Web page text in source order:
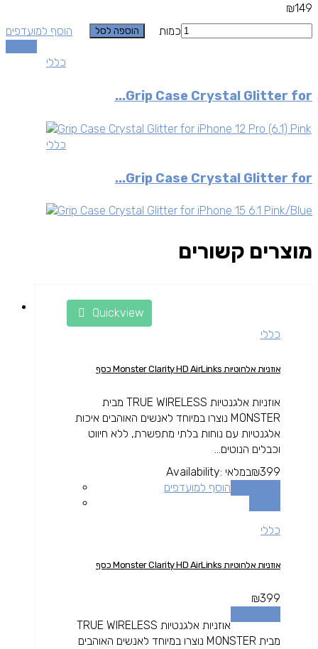
₪149
כמות
הוספה לסל
הוסף למועדפים
כללי
Grip Case Crystal Glitter for...
כללי
Grip Case Crystal Glitter for...
מוצרים קשורים
Quickview
כללי
אוזניות אלחוטיות Monster Clarity HD AirLinks כסף
אוזניות אלגנטיות TRUE WIRELESS מבית
MONSTER נוצרו במיוחד לאנשים האוהבים איכות
אלגנטיות עם נוחות בלתי מתפשרת, ללא חיווט
וכבלים הנוטים...
₪399
Availability: במלאי
הוסף למועדפים
כללי
אוזניות אלחוטיות Monster Clarity HD AirLinks כסף
₪399
אוזניות אלגנטיות TRUE WIRELESS
מבית MONSTER נוצרו במיוחד לאנשים האוהבים